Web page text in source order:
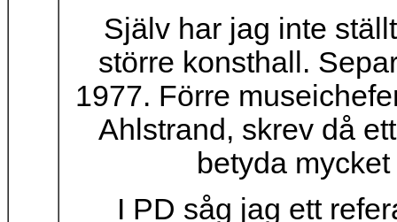
Själv har jag inte
större konsthall.
1977. Förre
Ahlstrand, skrev då
betyda
I PD såg jag ett